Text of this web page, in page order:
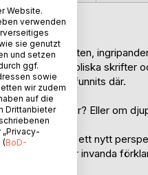
om möten,
texter, bibliska skrifter
verkar ha funnits där.
berättelser? Eller om
skärpa och ett nytt
till en punkt där invanda
Website.
verwenden
sie genutzt
und setzen
ggf.
sowie
wir zudem
auf die
Drittanbieter
„Privacy-
(BoD-